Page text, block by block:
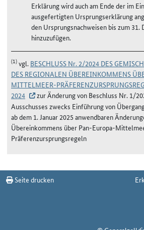
Erklärung wird auch am Ende der im
ausgefertigten Ursprungserklärung
den Ursprungsnachweisen bis zum 31.
hinzuzufügen.
(1)vgl. BESCHLUSS Nr. 2/2024 DES
DES REGIONALEN ÜBEREINKOMMENS
MITTELMEER-
2024
zur Änderung von Beschluss Nr. 1/
Ausschusses zwecks Einführung von
ab dem 1. Januar 2025 anwendbaren
Übereinkommens über Pan-Europa-
Präferenzursprungsregeln
Seite drucken